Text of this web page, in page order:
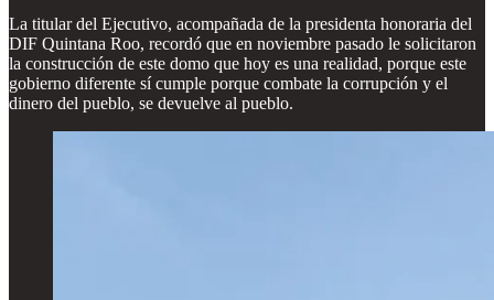
La titular del Ejecutivo, acompañada de la presidenta honoraria del
DIF Quintana Roo, recordó que en noviembre pasado le solicitaron
la construcción de este domo que hoy es una realidad, porque este
gobierno diferente sí cumple porque combate la corrupción y el
dinero del pueblo, se devuelve al pueblo.